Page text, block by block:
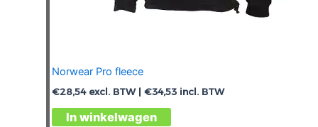
Norwear Pro fleece
€28,54excl. BTW | €34,53 incl. BTW
In winkelwagen
Dit